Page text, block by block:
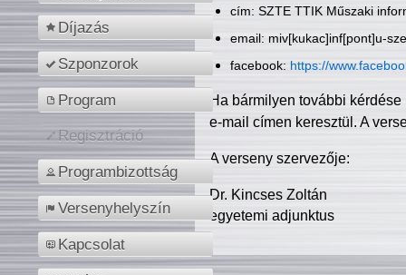
Díjazás
Szponzorok
Program
Regisztráció
Programbizottság
Versenyhelyszín
Kapcsolat
cím: SZTE TTIK Műszaki
email: miv[kukac]inf[pont]u-
facebook: https://
Ha bármilyen további
e-mail címen keresztül. A
A verseny szervezője:
Dr. Kincses Zoltán
egyetemi adjunktus